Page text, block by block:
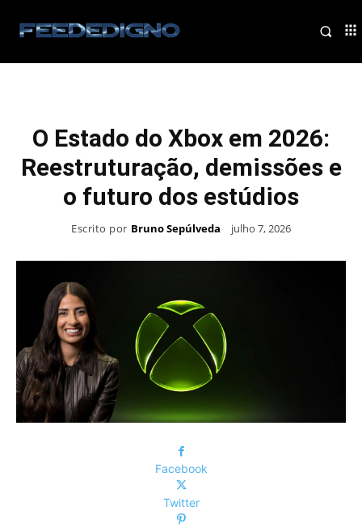
O Estado do Xbox em 2026:
Reestruturação, demissões e
o futuro dos estúdios
Escrito por Bruno Sepúlveda julho 7, 2026
Facebook
Twitter